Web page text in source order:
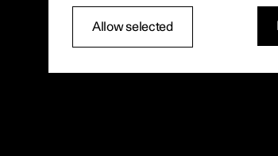
Allow selected